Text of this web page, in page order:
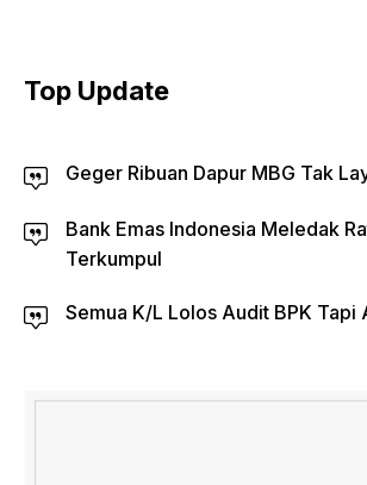
Top Update
Geger Ribuan Dapur MBG Tak
Bank Emas Indonesia Meledak
Terkumpul
Semua K/L Lolos Audit BPK Tapi